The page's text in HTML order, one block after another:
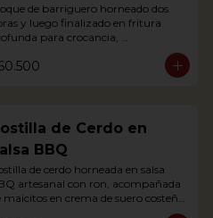
de barriguero horneado dos
y luego finalizado en fritura
para crocancia,
acevichada y reducción de
accompanied by creole
onion and agras reduction.
de Cerdo en
BBQ
de cerdo horneada en salsa
artesanal con ron, acompañada
maicitos en crema de suero costeño